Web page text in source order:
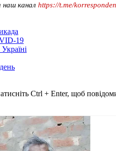
наш канал https://t.me/
19
Ctrl + Enter, щоб